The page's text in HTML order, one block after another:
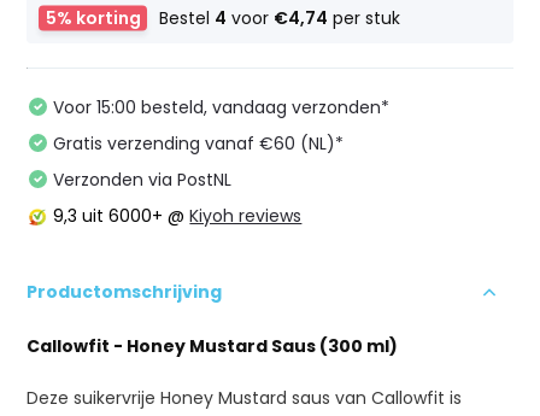
5% korting Bestel 4 voor €4,74 per stuk
Voor 15:00 besteld, vandaag verzonden*
Gratis verzending vanaf €60 (NL)*
Verzonden via PostNL
9,3 uit 6000+ @Kiyoh reviews
Productomschrijving
Callowfit - Honey Mustard Saus (300 ml)
Deze suikervrije Honey Mustard saus van Callowfit is